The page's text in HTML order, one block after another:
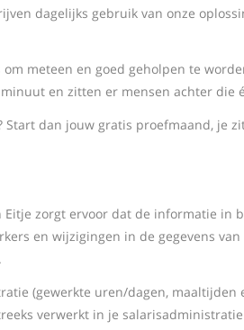
dagelijks gebruik van onze
meteen en goed geholpen te
en zitten er mensen achter die
dan jouw gratis proefmaand, je
zorgt ervoor dat de informatie in
en wijzigingen in de gegevens
(gewerkte uren/dagen,
verwerkt in je